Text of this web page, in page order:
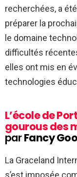
recherchées, a
préparer la
le domaine
difficultés
elles ont mis en
technologies
L’école de
gourous des
parFancy
La Graceland
s’est imposée